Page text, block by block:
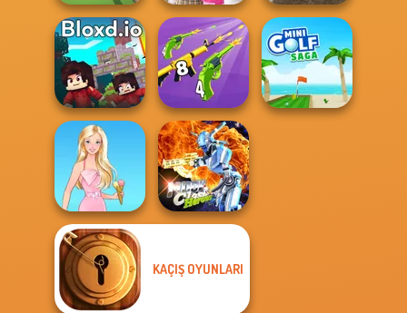
Pool Master 3D
Bab's Back to
School Style
Cha...
Real Drift
Multiplayer
Bloxd.io
Merge 2048 Gun
Rush
Barbie
Moon Clash
KAÇIŞ OYUNLARI